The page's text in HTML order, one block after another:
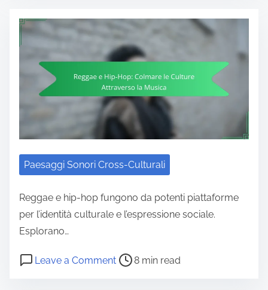
Paesaggi Sonori Cross-Culturali
Reggae e hip-hop fungono da potenti piattaforme
per l’identità culturale e l’espressione sociale.
Esplorano…
Leave a Commenton Reggae e Hip-Hop: Colmare
Post read time 8 min read